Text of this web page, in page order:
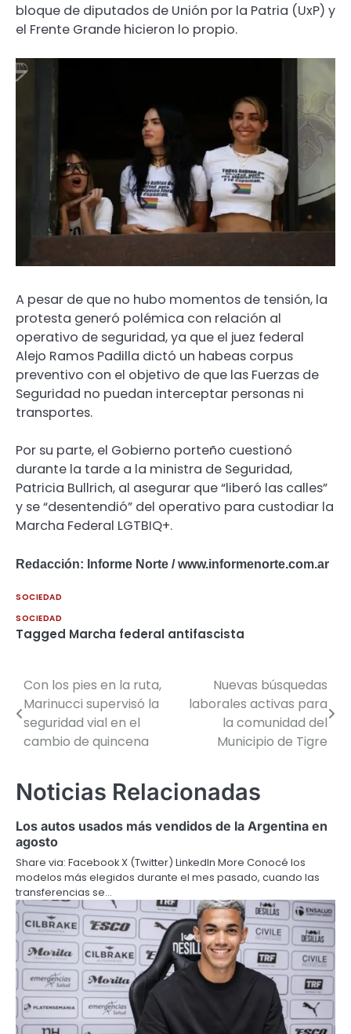
bloque de diputados de Unión por la Patria (UxP) y
el Frente Grande hicieron lo propio.
A pesar de que no hubo momentos de tensión, la
protesta generó polémica con relación al
operativo de seguridad, ya que el juez federal
Alejo Ramos Padilla dictó un habeas corpus
preventivo con el objetivo de que las Fuerzas de
Seguridad no puedan interceptar personas ni
transportes.
Por su parte, el Gobierno porteño cuestionó
durante la tarde a la ministra de Seguridad,
Patricia Bullrich, al asegurar que “liberó las calles”
y se “desentendió” del operativo para custodiar la
Marcha Federal LGTBIQ+.
Redacción: Informe Norte / www.informenorte.com.ar
SOCIEDAD
SOCIEDAD
Tagged Marcha federal antifascista
Navegación
de
entradas
Con los pies en la ruta,
Marinucci supervisó la
seguridad vial en el
cambio de quincena
Nuevas búsquedas
laborales activas para
la comunidad del
Municipio de Tigre
Noticias Relacionadas
Los autos usados más vendidos de la Argentina en
agosto
Share via: Facebook X (Twitter) LinkedIn More Conocé los
modelos más elegidos durante el mes pasado, cuando las
transferencias se…